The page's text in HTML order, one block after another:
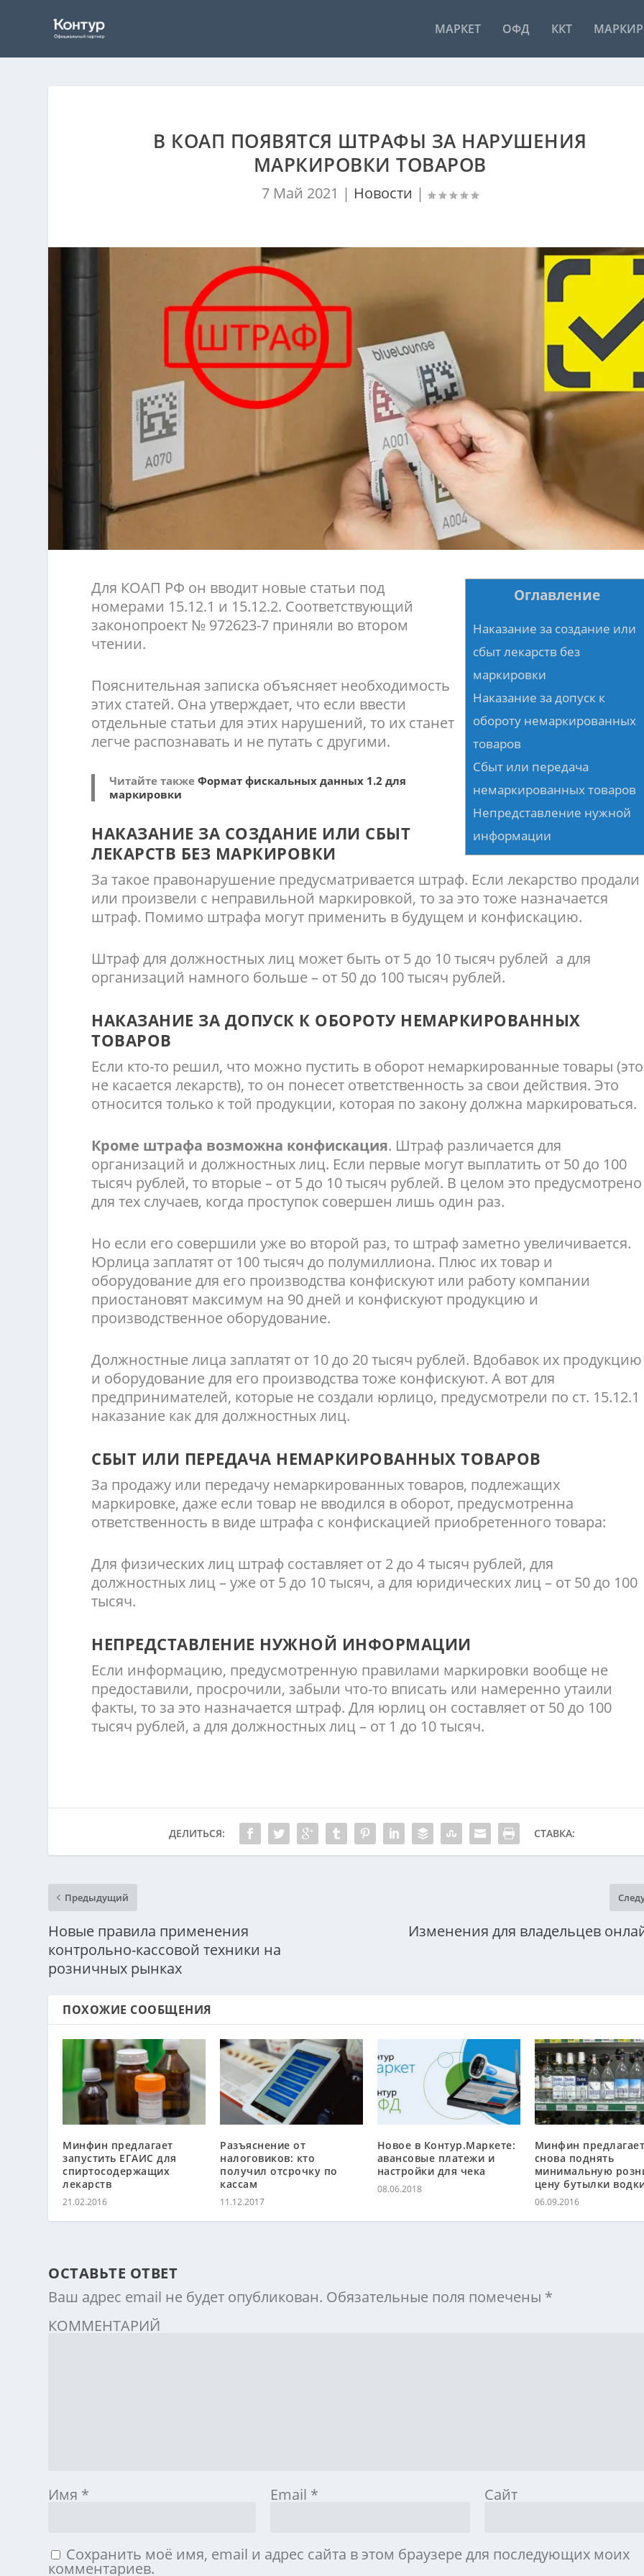
МАРКЕТ ОФД ККТ
В КОАП ПОЯВЯТСЯ ШТРАФЫ ЗА НАРУШЕНИЯ
МАРКИРОВКИ ТОВАРОВ
7 Май 2021 | Новости |
Оглавление
Наказание за создание или
сбыт лекарств без
маркировки
Наказание за допуск к
обороту немаркированных
товаров
Сбыт или передача
немаркированных товаров
Непредставление нужной
информации
Для КОАП РФ он вводит новые статьи под
номерами 15.12.1 и 15.12.2. Соответствующий
законопроект № 972623-7 приняли во втором
чтении.
Пояснительная записка объясняет необходимость
этих статей. Она утверждает, что если ввести
отдельные статьи для этих нарушений, то их станет
легче распознавать и не путать с другими.
Читайте такжеФормат фискальных данных 1.2 для
маркировки
НАКАЗАНИЕ ЗА СОЗДАНИЕ ИЛИ СБЫТ
ЛЕКАРСТВ БЕЗ МАРКИРОВКИ
За такое правонарушение предусматривается штраф. Если лекарство продали
или произвели с неправильной маркировкой, то за это тоже назначается
штраф. Помимо штрафа могут применить в будущем и конфискацию.
Штраф для должностных лиц может быть от 5 до 10 тысяч рублей а для
организаций намного больше – от 50 до 100 тысяч рублей.
НАКАЗАНИЕ ЗА ДОПУСК К ОБОРОТУ НЕМАРКИРОВАННЫХ
ТОВАРОВ
Если кто-то решил, что можно пустить в оборот немаркированные товары (это
не касается лекарств), то он понесет ответственность за свои действия. Это
относится только к той продукции, которая по закону должна маркироваться.
Кроме штрафа возможна конфискация. Штраф различается для
организаций и должностных лиц. Если первые могут выплатить от 50 до 100
тысяч рублей, то вторые – от 5 до 10 тысяч рублей. В целом это предусмотрено
для тех случаев, когда проступок совершен лишь один раз.
Но если его совершили уже во второй раз, то штраф заметно увеличивается.
Юрлица заплатят от 100 тысяч до полумиллиона. Плюс их товар и
оборудование для его производства конфискуют или работу компании
приостановят максимум на 90 дней и конфискуют продукцию и
производственное оборудование.
Должностные лица заплатят от 10 до 20 тысяч рублей. Вдобавок их продукцию
и оборудование для его производства тоже конфискуют. А вот для
предпринимателей, которые не создали юрлицо, предусмотрели по ст. 15.12.1
наказание как для должностных лиц.
СБЫТ ИЛИ ПЕРЕДАЧА НЕМАРКИРОВАННЫХ ТОВАРОВ
За продажу или передачу немаркированных товаров, подлежащих
маркировке, даже если товар не вводился в оборот, предусмотренна
ответственность в виде штрафа с конфискацией приобретенного товара:
Для физических лиц штраф составляет от 2 до 4 тысяч рублей, для
должностных лиц – уже от 5 до 10 тысяч, а для юридических лиц – от 50 до 100
тысяч.
НЕПРЕДСТАВЛЕНИЕ НУЖНОЙ ИНФОРМАЦИИ
Если информацию, предусмотренную правилами маркировки вообще не
предоставили, просрочили, забыли что-то вписать или намеренно утаили
факты, то за это назначается штраф. Для юрлиц он составляет от 50 до 100
тысяч рублей, а для должностных лиц – от 1 до 10 тысяч.
ДЕЛИТЬСЯ: СТАВКА:
Предыдущий
Новые правила применения
контрольно-кассовой техники на
розничных рынках
Изменения для владельцев
ПОХОЖИЕ СООБЩЕНИЯ
Минфин предлагает
запустить ЕГАИС для
спиртосодержащих
лекарств
21.02.2016
Разъяснение от
налоговиков: кто
получил отсрочку по
кассам
11.12.2017
Новое в Контур.Маркете:
авансовые платежи и
настройки для чека
08.06.2018
Минфин предлагает
снова поднять
минимальную
цену бутылки
06.09.2016
ОСТАВЬТЕ ОТВЕТ
Ваш адрес email не будет опубликован. Обязательные поля помечены *
КОММЕНТАРИЙ
Имя * Email * Сайт
Сохранить моё имя, email и адрес сайта в этом браузере для последующих моих
комментариев.